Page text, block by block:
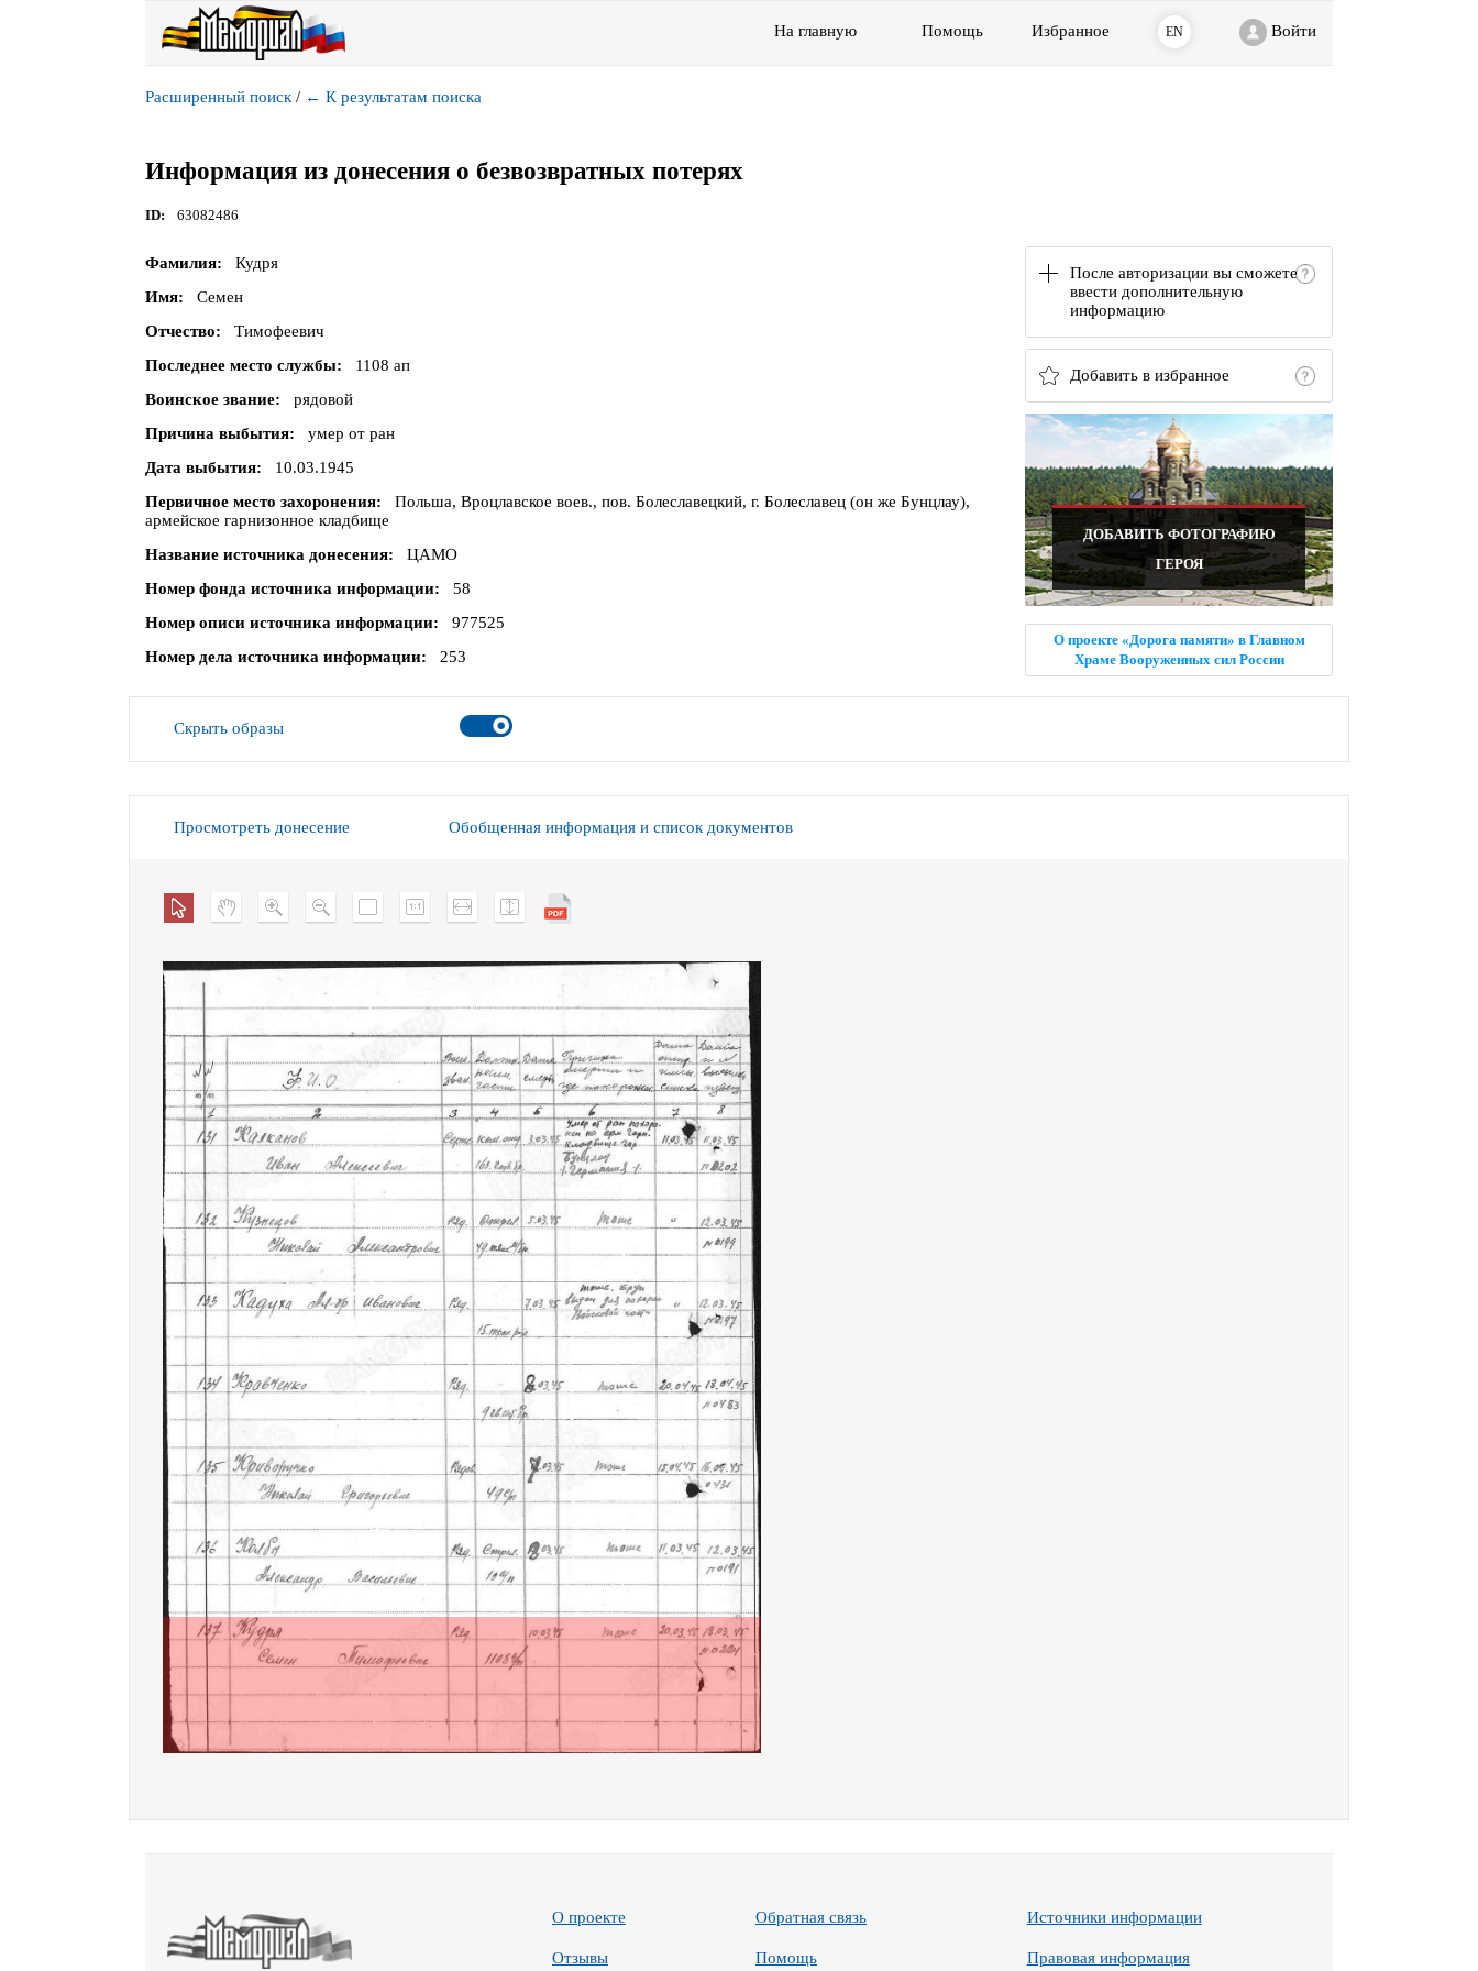
На главную Помощь Избранное EN Войти
Расширенный поиск / ← К результатам поиска
Информация из донесения о безвозвратных потерях
ID 63082486
После авторизации вы сможете
ввести дополнительную
информацию
Добавить в избранное
ДОБАВИТЬ ФОТОГРАФИЮ
ГЕРОЯ
О проекте «Дорога памяти» в Главном
Храме Вооруженных сил России
Фамилия
Кудря
Имя
Семен
Отчество
Тимофеевич
Последнее место службы
1108 ап
Воинское звание
рядовой
Причина выбытия
умер от ран
Дата выбытия
10.03.1945
Первичное место захоронения
Польша, Вроцлавское воев., пов. Болеславецкий, г. Болеславец (он же Бунцлау),
армейское гарнизонное кладбище
Название источника донесения
ЦАМО
Номер фонда источника информации
58
Номер описи источника информации
977525
Номер дела источника информации
253
Скрыть образы
Просмотреть донесение Обобщенная информация и список документов
О проекте
Отзывы
Обратная связь
Помощь
Источники информации
Правовая информация